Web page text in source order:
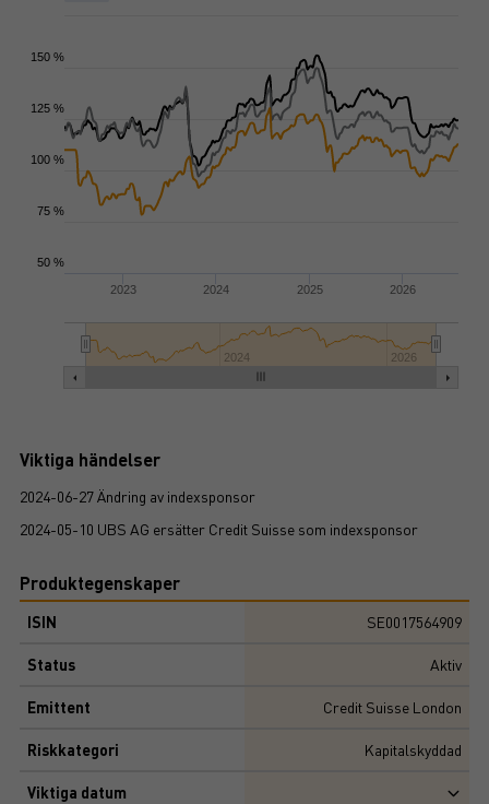
2023 2024 2025 2026
2024 2026
50 %
75 %
100 %
125 %
150 %
Viktiga händelser
2024-06-27 Ändring av indexsponsor
2024-05-10 UBS AG ersätter Credit Suisse som indexsponsor
Produktegenskaper
ISIN SE0017564909
Status Aktiv
Emittent Credit Suisse London
Riskkategori Kapitalskyddad
Viktiga datum